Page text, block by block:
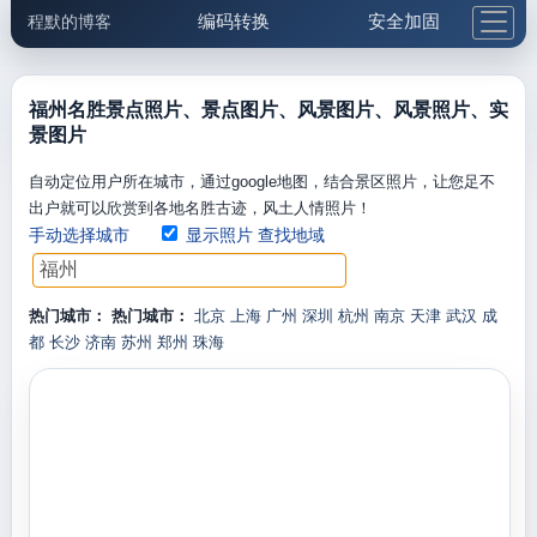
程默的博客 编码转换 安全加固
邮件工具 生活便民 更多工具
福州名胜景点照片、景点图片、风景图片、风景照片、实
景图片
自动定位用户所在城市，通过google地图，结合景区照片，让您足不
出户就可以欣赏到各地名胜古迹，风土人情照片！
手动选择城市 显示照片 查找地域
热门城市： 热门城市： 北京 上海 广州 深圳 杭州 南京 天津 武汉 成
都 长沙 济南 苏州 郑州 珠海